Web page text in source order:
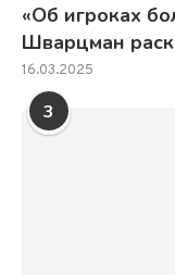
«Об игроках
Шварцман
16.03.2025
3